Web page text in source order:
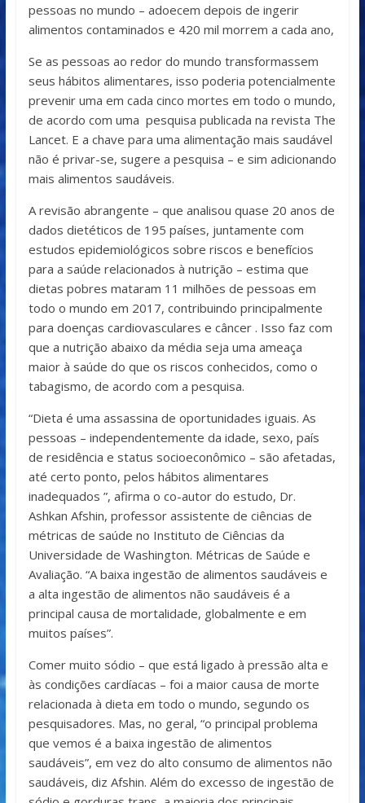
pessoas no mundo – adoecem depois de ingerir
alimentos contaminados e 420 mil morrem a cada ano,
Se as pessoas ao redor do mundo transformassem
seus hábitos alimentares, isso poderia potencialmente
prevenir uma em cada cinco mortes em todo o mundo,
de acordo com uma pesquisa publicada na revista The
Lancet. E a chave para uma alimentação mais saudável
não é privar-se, sugere a pesquisa – e sim adicionando
mais alimentos saudáveis.
A revisão abrangente – que analisou quase 20 anos de
dados dietéticos de 195 países, juntamente com
estudos epidemiológicos sobre riscos e benefícios
para a saúde relacionados à nutrição – estima que
dietas pobres mataram 11 milhões de pessoas em
todo o mundo em 2017, contribuindo principalmente
para doenças cardiovasculares e câncer . Isso faz com
que a nutrição abaixo da média seja uma ameaça
maior à saúde do que os riscos conhecidos, como o
tabagismo, de acordo com a pesquisa.
“Dieta é uma assassina de oportunidades iguais. As
pessoas – independentemente da idade, sexo, país
de residência e status socioeconômico – são afetadas,
até certo ponto, pelos hábitos alimentares
inadequados ”, afirma o co-autor do estudo, Dr.
Ashkan Afshin, professor assistente de ciências de
métricas de saúde no Instituto de Ciências da
Universidade de Washington. Métricas de Saúde e
Avaliação. “A baixa ingestão de alimentos saudáveis ​​e
a alta ingestão de alimentos não saudáveis ​​é a
principal causa de mortalidade, globalmente e em
muitos países”.
Comer muito sódio – que está ligado à pressão alta e
às condições cardíacas – foi a maior causa de morte
relacionada à dieta em todo o mundo, segundo os
pesquisadores. Mas, no geral, “o principal problema
que vemos é a baixa ingestão de alimentos
saudáveis”, em vez do alto consumo de alimentos não
saudáveis, diz Afshin. Além do excesso de ingestão de